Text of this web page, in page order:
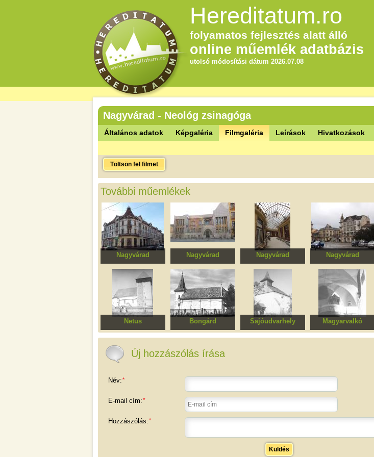
Hereditatum.ro
folyamatos fejlesztés alatt álló
online műemlék adatbázis
utolsó módosítási dátum 2026.07.08
Nagyvárad - Neológ zsinagóga
Általános adatok Képgaléria Filmgaléria Leírások Hivatkozások
Töltsön fel filmet
További műemlékek
Nagyvárad
Füchsl-palota
Nagyvárad
Darvas-La Roche-ház
Nagyvárad
Fekete Sas palota
Nagyvárad
Sebes-Körös
Szálloda, egykori
Rimanóczy szálló és
gőzfürdő, földszintjén
a Royal kávéházzal
Netus
Erődített evangélikus
Bongárd
Szent Mária
Sajóudvarhely
Református templom
Magyarvalkó
Református templom
Új hozzászólás írása
Név:*
E-mail cím:*
Hozzászólás:*
Küldés